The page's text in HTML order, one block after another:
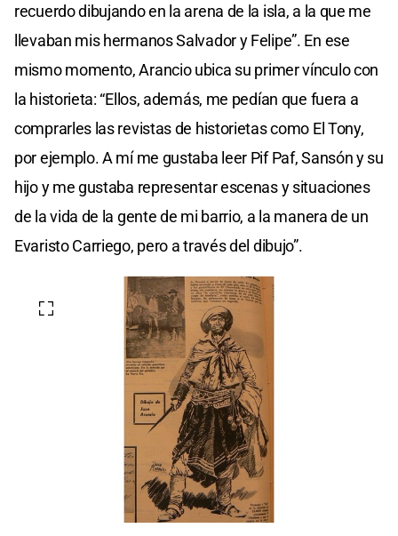
recuerdo dibujando en la arena de la isla, a la que me
llevaban mis hermanos Salvador y Felipe”. En ese
mismo momento, Arancio ubica su primer vínculo con
la historieta: “Ellos, además, me pedían que fuera a
comprarles las revistas de historietas como El Tony,
por ejemplo. A mí me gustaba leer Pif Paf, Sansón y su
hijo y me gustaba representar escenas y situaciones
de la vida de la gente de mi barrio, a la manera de un
Evaristo Carriego, pero a través del dibujo”.